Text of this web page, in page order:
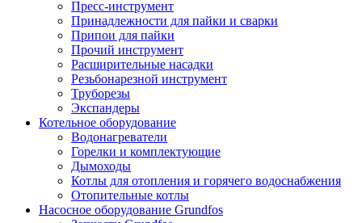
Пресс-инструмент
Принадлежности для пайки и сварки
Припои для пайки
Прочий инструмент
Расширительные насадки
Резьбонарезной инструмент
Труборезы
Экспандеры
Котельное оборудование
Водонагреватели
Горелки и комплектующие
Дымоходы
Котлы для отопления и горячего водоснабжения
Отопительные котлы
Насосное оборудование Grundfos